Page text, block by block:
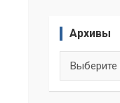
Архивы